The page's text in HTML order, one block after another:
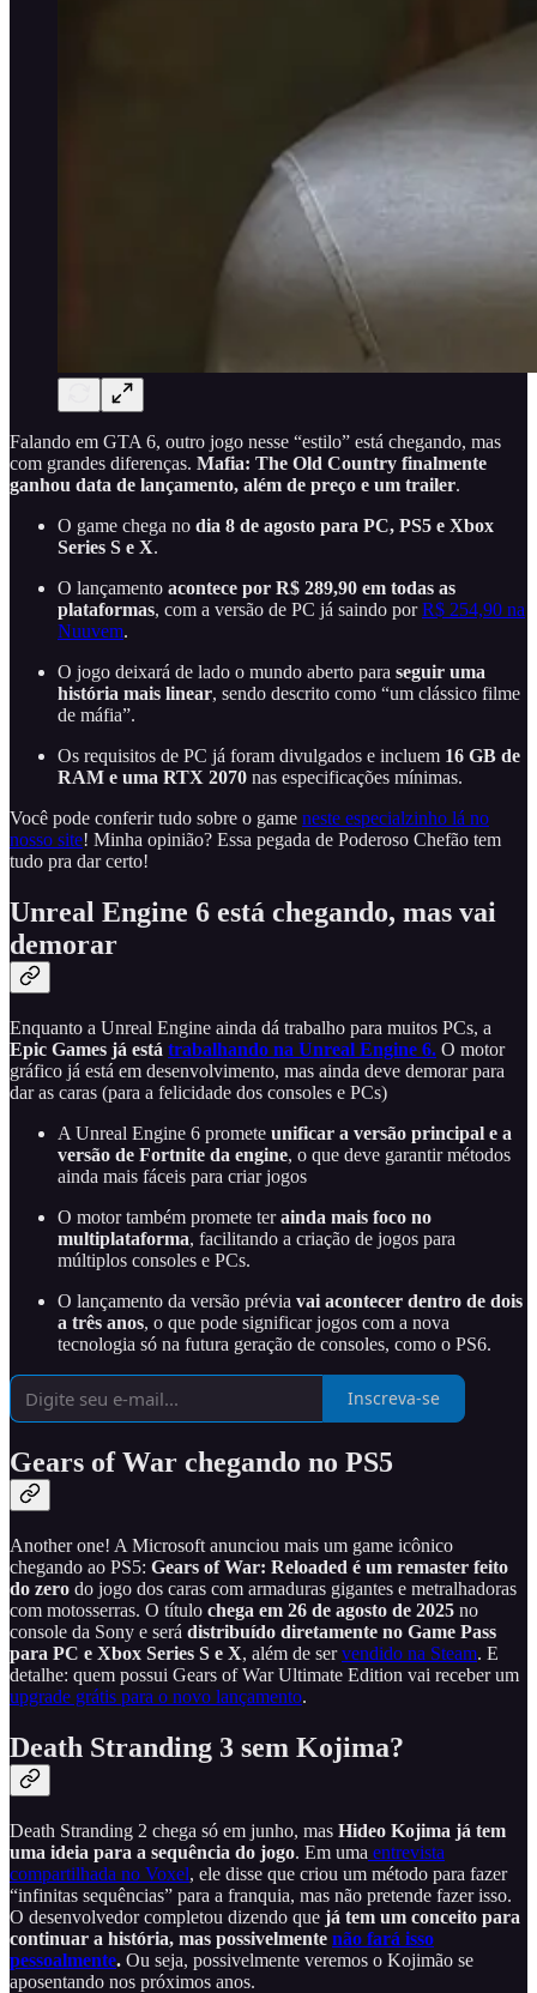
Falando em GTA 6, outro jogo nesse “estilo” está chegando, mas
com grandes diferenças. Mafia: The Old Country finalmente
ganhou data de lançamento, além de preço e um trailer.
O game chega no dia 8 de agosto para PC, PS5 e Xbox
Series S e X.
O lançamento acontece por R$ 289,90 em todas as
plataformas, com a versão de PC já saindo porR$ 254,90 na
Nuuvem.
O jogo deixará de lado o mundo aberto para seguir uma
história mais linear, sendo descrito como “um clássico filme
de máfia”.
Os requisitos de PC já foram divulgados e incluem 16 GB de
RAM e uma RTX 2070 nas especificações mínimas.
Você pode conferir tudo sobre o game neste especialzinho lá no
nosso site! Minha opinião? Essa pegada de Poderoso Chefão tem
tudo pra dar certo!
Unreal Engine 6 está chegando, mas vai
demorar
Enquanto a Unreal Engine ainda dá trabalho para muitos PCs, a
Epic Games já está trabalhando na Unreal Engine 6. O motor
gráfico já está em desenvolvimento, mas ainda deve demorar para
dar as caras (para a felicidade dos consoles e PCs)
A Unreal Engine 6 promete unificar a versão principal e a
versão de Fortnite da engine, o que deve garantir métodos
ainda mais fáceis para criar jogos
O motor também promete terainda mais foco no
multiplataforma, facilitando a criação de jogos para
múltiplos consoles e PCs.
O lançamento da versão prévia vai acontecer dentro de dois
a três anos, o que pode significar jogos com a nova
tecnologia só na futura geração de consoles, como o PS6.
Inscreva-se
Gears of War chegando no PS5
Another one! A Microsoft anunciou mais um game icônico
chegando ao PS5: Gears of War: Reloaded é um remaster feito
do zero do jogo dos caras com armaduras gigantes e metralhadoras
com motosserras. O título chega em 26 de agosto de 2025 no
console da Sony e será distribuído diretamente no Game Pass
para PC e Xbox Series S e X, além de servendido na Steam. E
detalhe: quem possui Gears of War Ultimate Edition vai receber um
upgrade grátis para o novo lançamento.
Death Stranding 3 sem Kojima?
Death Stranding 2 chega só em junho, mas Hideo Kojima já tem
uma ideia para a sequência do jogo. Em uma entrevista
compartilhada no Voxel, ele disse que criou um método para fazer
“infinitas sequências” para a franquia, mas não pretende fazer isso.
O desenvolvedor completou dizendo que já tem um conceito para
continuar a história, mas possivelmente não fará isso
pessoalmente. Ou seja, possivelmente veremos o Kojimão se
aposentando nos próximos anos.